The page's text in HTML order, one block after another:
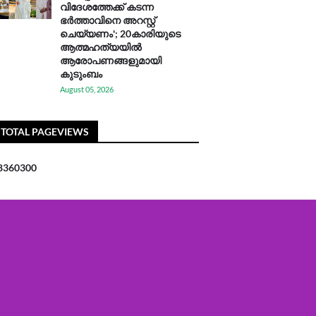
വിദേശത്തേക്ക് കടന്ന
ഭർത്താവിനെ അറസ്റ്റ്
ചെയ്യണം'; 20കാരിയുടെ
ആത്മഹത്യയിൽ
ആരോപണങ്ങളുമായി
കുടുംബം
August 05, 2026
TOTAL PAGEVIEWS
360300